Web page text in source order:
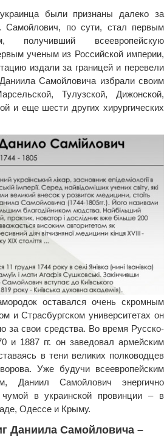
украинца были признаны далеко за
Самойлович, по сути, стал первым
получивший всеевропейскую
ученым из Российской империи,
издали за границей и перевели
Самойловича избрали своим
Тулузской, Дижонской,
и еще шести других хирургических
оставался очень скромным
и Страсбургском университетах он
за свои средства. Во время Русско-
и 1887 гг. он заведовал армейским
в тени великих полководцев
Уже будучи всеевропейским
Даниил Самойлович энергично
в украинской провинции – в
Одессе и Крыму.
Даниила Самойловича –